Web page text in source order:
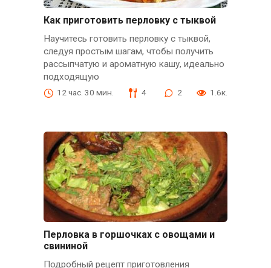
Как приготовить перловку с тыквой
Научитесь готовить перловку с тыквой,
следуя простым шагам, чтобы получить
рассыпчатую и ароматную кашу, идеально
подходящую
12 час. 30 мин. 4 2 1.6к.
Перловка в горшочках с овощами и
свининой
Подробный рецепт приготовления